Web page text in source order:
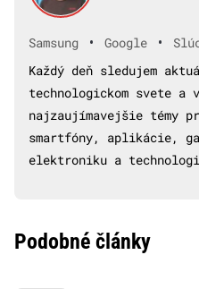
Samsung • Google •
Každý deň sledujem
technologickom svete a
najzaujímavejšie témy
smartfóny, aplikácie,
elektroniku a
Podobné články